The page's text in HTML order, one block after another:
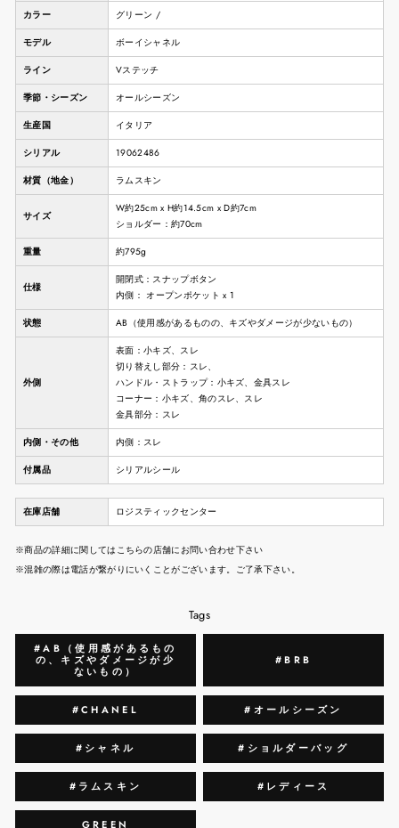
カラー グリーン /
モデル ボーイシャネル
ライン Vステッチ
季節・シーズン オールシーズン
生産国 イタリア
シリアル 19062486
材質（地金） ラムスキン
サイズ
W約25cm x H約14.5cm x D約7cm
ショルダー：約70cm
重量 約795g
仕様
開閉式：スナップボタン
内側： オープンポケット x 1
状態 AB（使用感があるものの、キズやダメージが少ないもの）
外側
表面：小キズ、スレ
切り替えし部分：スレ、
ハンドル・ストラップ：小キズ、金具スレ
コーナー：小キズ、角のスレ、スレ
金具部分：スレ
内側・その他 内側：スレ
付属品 シリアルシール
在庫店舗 ロジスティックセンター
※商品の詳細に関してはこちらの店舗にお問い合わせ下さい
※混雑の際は電話が繋がりにいくことがございます。ご了承下さい。
Tags
#AB（使用感があるもの
の、キズやダメージが少
ないもの）
#BRB
#CHANEL #オールシーズン
#シャネル #ショルダーバッグ
#ラムスキン #レディース
GREEN